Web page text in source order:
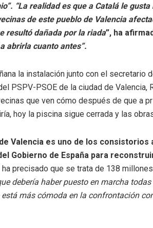
“La realidad es que a Catalá le
de este pueblo de Valencia
resultó dañada por la riada”, ha
a abrirla cuanto antes”.
la instalación junto con el secretario
PSPV-PSOE de la ciudad de Valencia,
que ven cómo después de que a
hoy la piscina sigue cerrada y las
Valencia es uno de los consistorios
Gobierno de España para
ha precisado que se trata de 138
debería haber puesto en marcha
más cómoda en la confrontación